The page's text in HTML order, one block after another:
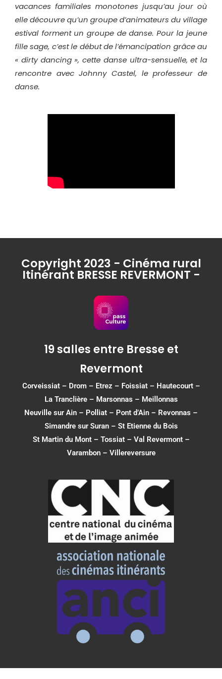
vacances familiales monotones jusqu’au jour où
elle découvre qu’un groupe d’animateurs du village
estival forment un groupe de danse. Pour la jeune
fille sage, c’est le début de l’émancipation grâce au
« dirty dancing », cette danse ultra-sensuelle, et la
rencontre avec Johnny Castel, le professeur de
danse.
Copyright 2023 - Cinéma rural
Itinérant BRESSE REVERMONT -
19 salles entre Bresse et
Revermont
Corveissiat– Drom– Etrez – Foissiat– Hautecourt–
La Tranclière – Marsonnas – Meillonnas
Neuville sur Ain – Polliat – Pont d’Ain – Revonnas –
Simandre sur Suran– St Etienne du Bois
St Martin du Mont– Tossiat– Val Revermont–
Varambon– Villereversure